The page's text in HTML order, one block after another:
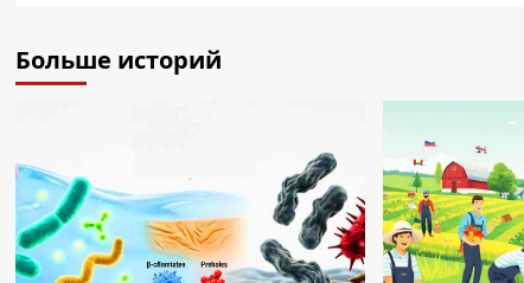
Больше историй